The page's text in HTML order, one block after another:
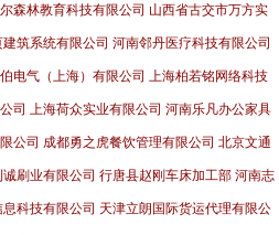
森林教育科技有限公司 山西省古交市万方实
筑系统有限公司 河南邻丹医疗科技有限公司
电气（上海）有限公司 上海柏若铭网络科技
司 上海荷众实业有限公司 河南乐凡办公家具
公司 成都勇之虎餐饮管理有限公司 北京文通
刷业有限公司 行唐县赵刚车床加工部 河南志
科技有限公司 天津立朗国际货运代理有限公